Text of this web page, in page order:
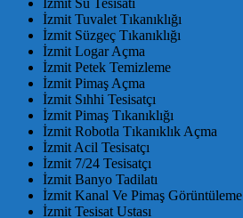
İzmit Tuvalet Tıkanıklığı
İzmit Süzgeç Tıkanıklığı
İzmit Logar Açma
İzmit Petek Temizleme
İzmit Pimaş Açma
İzmit Sıhhi Tesisatçı
İzmit Pimaş Tıkanıklığı
İzmit Robotla Tıkanıklık Açma
İzmit Acil Tesisatçı
İzmit 7/24 Tesisatçı
İzmit Banyo Tadilatı
İzmit Kanal Ve Pimaş Görüntüleme
İzmit Tesisat Ustası